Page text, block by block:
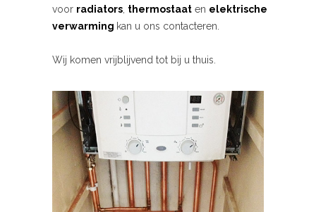
voor radiators thermostaat en elektrische
verwarming kan u ons contacteren.
Wij komen vrijblijvend tot bij u thuis.